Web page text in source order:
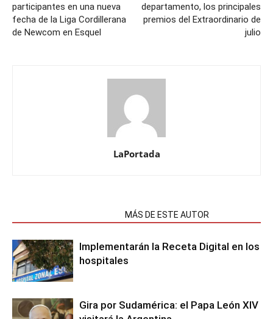
participantes en una nueva
fecha de la Liga Cordillerana
de Newcom en Esquel
departamento, los principales
premios del Extraordinario de
julio
LaPortada
MÁS DE ESTE AUTOR
Implementarán la Receta Digital en los
hospitales
Gira por Sudamérica: el Papa León XIV